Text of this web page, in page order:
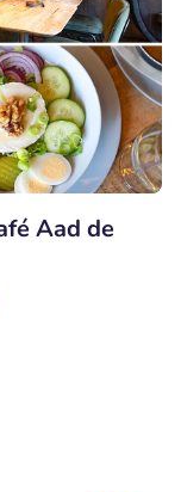
Aad de